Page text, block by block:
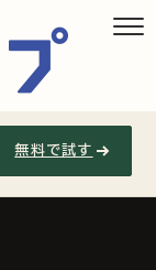
無料で試す